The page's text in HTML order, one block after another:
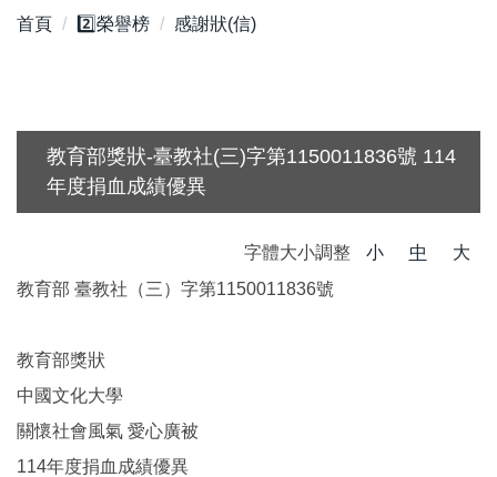
首頁 2️⃣榮譽榜 感謝狀(信)
教育部獎狀-臺教社(三)字第1150011836號 114
年度捐血成績優異
字體大小調整 小 中
大
教育部 臺教社（三）字第1150011836號
教育部獎狀
中國文化大學
關懷社會風氣 愛心廣被
114年度捐血成績優異